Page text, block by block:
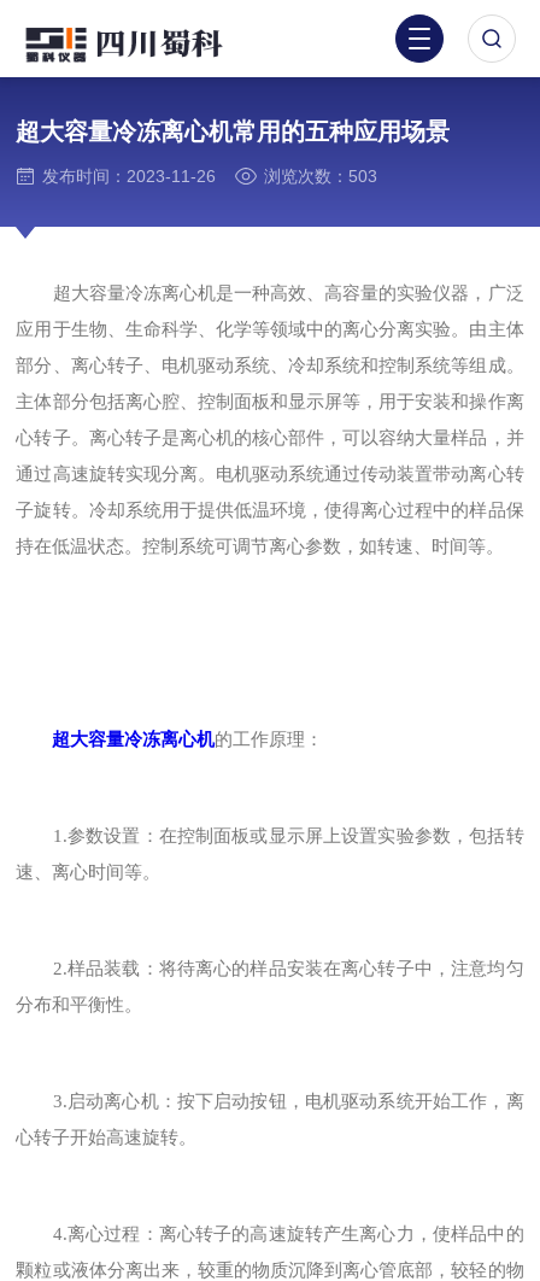
超大容量冷冻离心机常用的五种应用场景
发布时间：2023-11-26 浏览次数：503
超大容量冷冻离心机是一种高效、高容量的实验仪器，广泛
应用于生物、生命科学、化学等领域中的离心分离实验。由主体
部分、离心转子、电机驱动系统、冷却系统和控制系统等组成。
主体部分包括离心腔、控制面板和显示屏等，用于安装和操作离
心转子。离心转子是离心机的核心部件，可以容纳大量样品，并
通过高速旋转实现分离。电机驱动系统通过传动装置带动离心转
子旋转。冷却系统用于提供低温环境，使得离心过程中的样品保
持在低温状态。控制系统可调节离心参数，如转速、时间等。
超大容量冷冻离心机的工作原理：
1.参数设置：在控制面板或显示屏上设置实验参数，包括转
速、离心时间等。
2.样品装载：将待离心的样品安装在离心转子中，注意均匀
分布和平衡性。
3.启动离心机：按下启动按钮，电机驱动系统开始工作，离
心转子开始高速旋转。
4.离心过程：离心转子的高速旋转产生离心力，使样品中的
颗粒或液体分离出来，较重的物质沉降到离心管底部，较轻的物